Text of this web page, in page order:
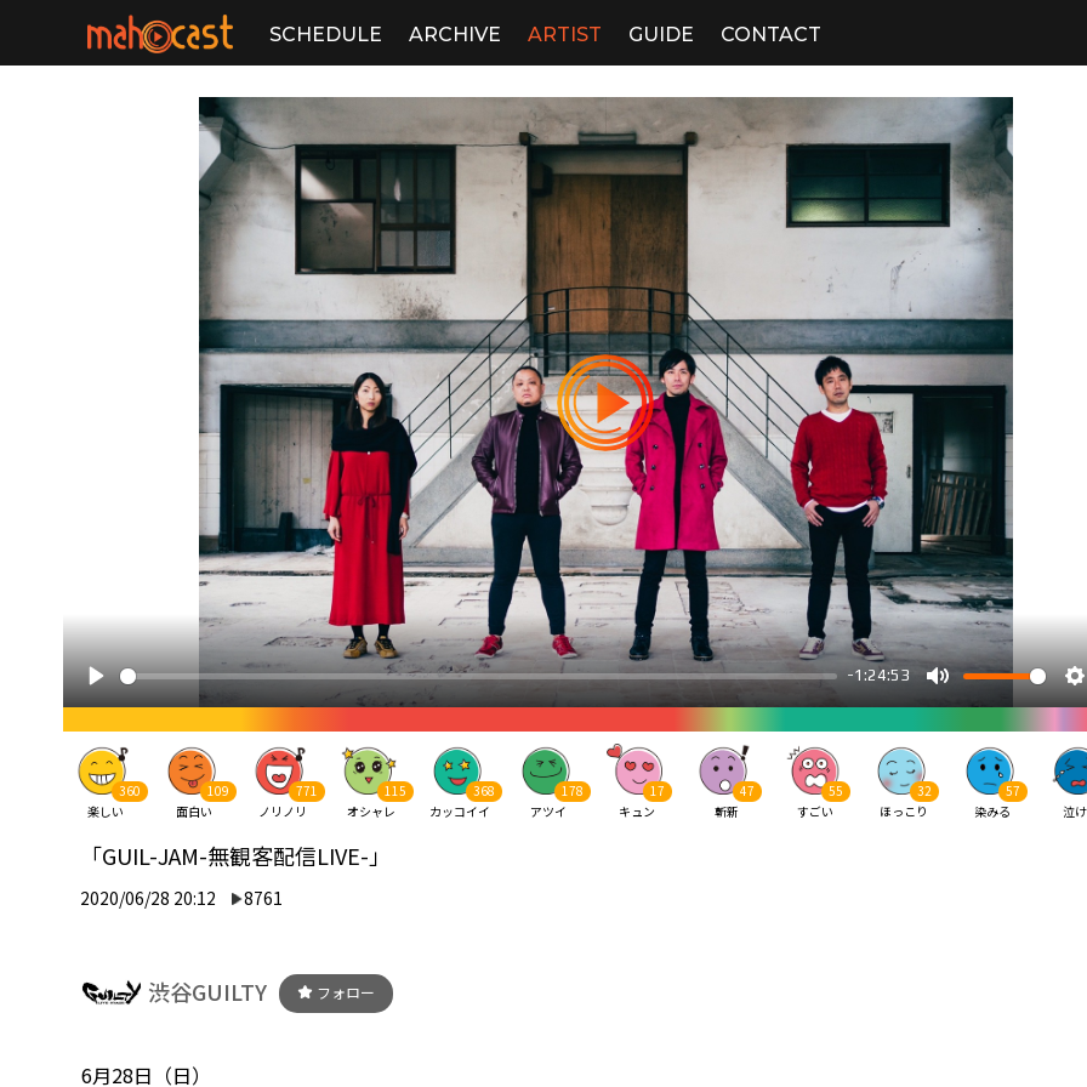
SCHEDULE ARCHIVE ARTIST GUIDE CONTACT
360
楽しい
109
面白い
771
ノリノリ
115
オシャレ
368
カッコイイ
178
アツイ
17
キュン
47
斬新
55
すごい
32
ほっこり
57
染みる
泣
「GUIL-JAM-無観客配信LIVE-」
2020/06/28 20:12 8761
渋谷GUILTY フォロー
6月28日（日）